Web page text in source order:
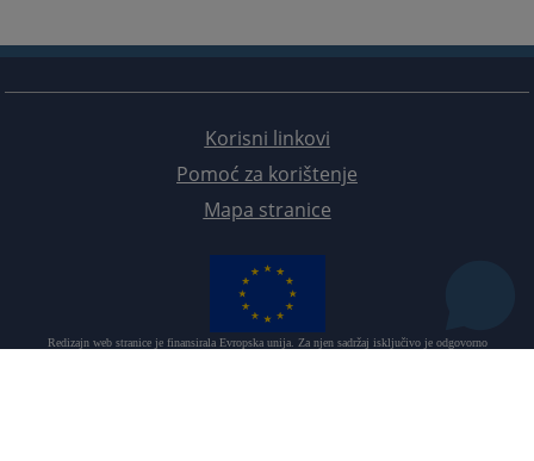
Korisni linkovi
Pomoć za korištenje
Mapa stranice
Redizajn web stranice je finansirala Evropska unija. Za njen sadržaj isključivo je odgovorno